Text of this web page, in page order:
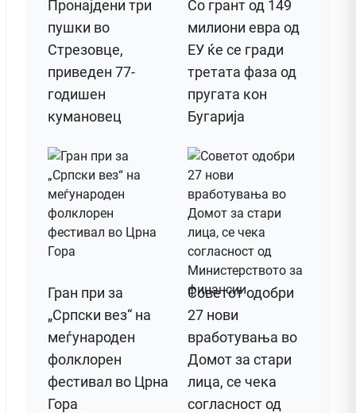
Пронајдени три
пушки во
Стрезовце,
приведен 77-
годишен
кумановец
Со грант од 149
милиони евра од
ЕУ ќе се гради
третата фаза од
пругата кон
Бугарија
Гран при за
„Српски вез“ на
меѓународен
фолклорен
фестивал во Црна
Гора
Советот одобри
27 нови
вработувања во
Домот за стари
лица, се чека
согласност од